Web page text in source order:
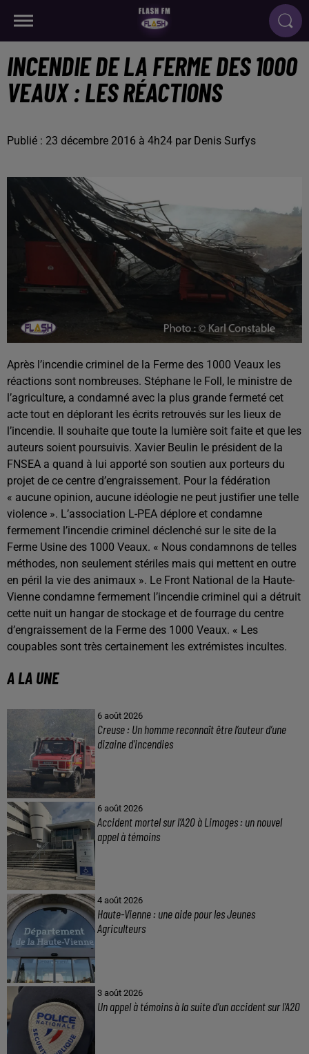
INCENDIE DE LA FERME DES 1000
VEAUX : LES RÉACTIONS
Publié : 23 décembre 2016 à 4h24 par Denis Surfys
Après l’incendie criminel de la Ferme des 1000 Veaux les
réactions sont nombreuses. Stéphane le Foll, le ministre de
l’agriculture, a condamné avec la plus grande fermeté cet
acte tout en déplorant les écrits retrouvés sur les lieux de
l’incendie. Il souhaite que toute la lumière soit faite et que les
auteurs soient poursuivis. Xavier Beulin le président de la
FNSEA a quand à lui apporté son soutien aux porteurs du
projet de ce centre d’engraissement. Pour la fédération
« aucune opinion, aucune idéologie ne peut justifier une telle
violence ». L’association L-PEA déplore et condamne
fermement l’incendie criminel déclenché sur le site de la
Ferme Usine des 1000 Veaux. « Nous condamnons de telles
méthodes, non seulement stériles mais qui mettent en outre
en péril la vie des animaux ». Le Front National de la Haute-
Vienne condamne fermement l’incendie criminel qui a détruit
cette nuit un hangar de stockage et de fourrage du centre
d’engraissement de la Ferme des 1000 Veaux. « Les
coupables sont très certainement les extrémistes incultes.
A LA UNE
6 août 2026
Creuse : Un homme reconnaît être l’auteur d’une
dizaine d’incendies
6 août 2026
Accident mortel sur l’A20 à Limoges : un nouvel
appel à témoins
4 août 2026
Haute-Vienne : une aide pour les Jeunes
Agriculteurs
3 août 2026
Un appel à témoins à la suite d’un accident sur l’A20